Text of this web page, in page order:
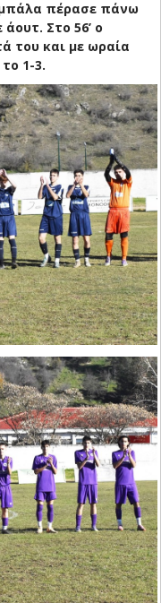
πέρασε πάνω
Στο 56’ ο
του και με ωραία
1-3.